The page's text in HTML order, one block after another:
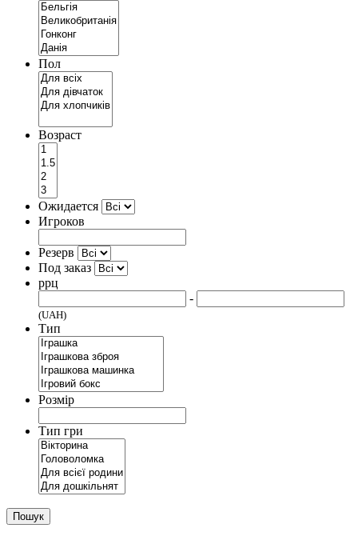
Пол
Возраст
Ожидается
Игроков
Резерв
Под заказ
ррц
-
(UAH)
Тип
Розмір
Тип гри
Пошук